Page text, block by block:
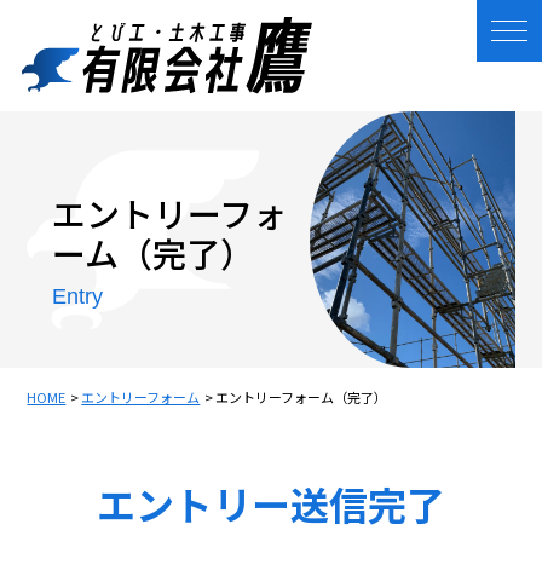
ホーム
スタッフの声
エントリーフォ
ーム（完了）
Entry
HOME エントリーフォーム エントリーフォーム（完了）
エントリー送信完了